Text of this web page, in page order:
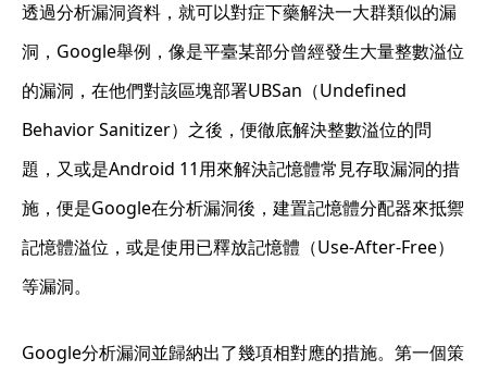
透過分析漏洞資料，就可以對症下藥解決一大群類似的漏
洞，Google舉例，像是平臺某部分曾經發生大量整數溢位
的漏洞，在他們對該區塊部署UBSan（Undefined
Behavior Sanitizer）之後，便徹底解決整數溢位的問
題，又或是Android 11用來解決記憶體常見存取漏洞的措
施，便是Google在分析漏洞後，建置記憶體分配器來抵禦
記憶體溢位，或是使用已釋放記憶體（Use-After-Free）
等漏洞。
Google分析漏洞並歸納出了幾項相對應的措施。第一個策